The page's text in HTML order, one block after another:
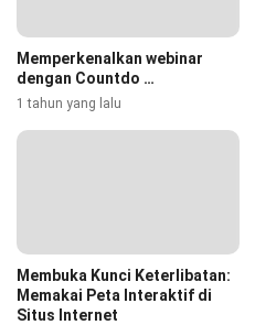
Memperkenalkan webinar
dengan Countdo …
1 tahun yang lalu
Membuka Kunci Keterlibatan:
Memakai Peta Interaktif di
Situs Internet